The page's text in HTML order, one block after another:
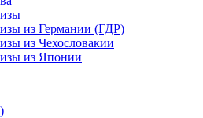
из Германии (ГДР)
из Чехословакии
из Японии